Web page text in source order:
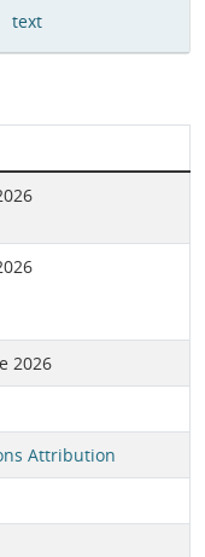
text
2026
Attribution